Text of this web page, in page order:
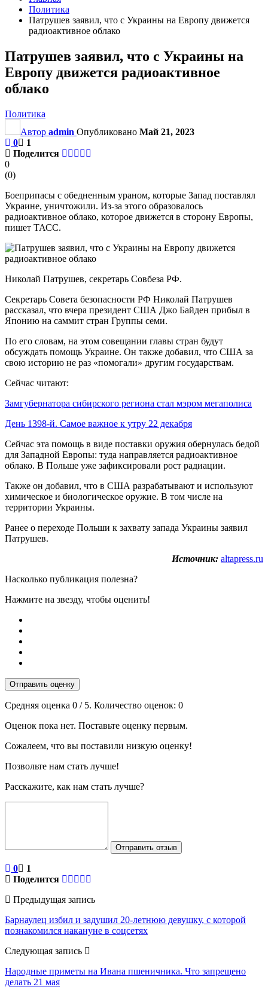
Политика
Патрушев заявил, что с Украины на Европу движется
радиоактивное облако
Патрушев заявил, что с Украины на
Европу движется радиоактивное
облако
Политика
Автор admin Опубликовано Май 21, 2023
0
1
Поделится
0
(0)
Боеприпасы с обедненным ураном, которые Запад поставлял
Украине, уничтожили. Из-за этого образовалось
радиоактивное облако, которое движется в сторону Европы,
пишет ТАСС.
Николай Патрушев, секретарь Совбеза РФ.
Секретарь Совета безопасности РФ Николай Патрушев
рассказал, что вчера президент США Джо Байден прибыл в
Японию на саммит стран Группы семи.
По его словам, на этом совещании главы стран будут
обсуждать помощь Украине. Он также добавил, что США за
свою историю не раз «помогали» другим государствам.
Сейчас читают:
Замгубернатора сибирского региона стал мэром мегаполиса
День 1398-й. Самое важное к утру 22 декабря
Сейчас эта помощь в виде поставки оружия обернулась бедой
для Западной Европы: туда направляется радиоактивное
облако. В Польше уже зафиксировали рост радиации.
Также он добавил, что в США разрабатывают и используют
химическое и биологическое оружие. В том числе на
территории Украины.
Ранее о переходе Польши к захвату запада Украины заявил
Патрушев.
Источник: altapress.ru
Насколько публикация полезна?
Нажмите на звезду, чтобы оценить!
Отправить оценку
Средняя оценка 0 / 5. Количество оценок: 0
Оценок пока нет. Поставьте оценку первым.
Сожалеем, что вы поставили низкую оценку!
Позвольте нам стать лучше!
Расскажите, как нам стать лучше?
Отправить отзыв
0
1
Поделится
Предыдущая запись
Барнаулец избил и задушил 20-летнюю девушку, с которой
познакомился накануне в соцсетях
Следующая запись
Народные приметы на Ивана пшеничника. Что запрещено
делать 21 мая